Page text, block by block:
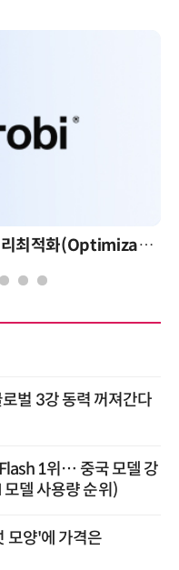
AI 시대의 의사결정을 바꾸는 수리최적화(Optimization): 실제 산업 적용 사례와 활용 전략
벌 3강 동력 꺼져간다
1위… 중국 모델 강
델 사용량 순위)
모양'에 가격은